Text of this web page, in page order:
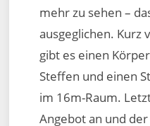
mehr zu sehen –
ausgeglichen. Kurz
gibt es einen
Steffen und einen
im 16m-Raum.
Angebot an und